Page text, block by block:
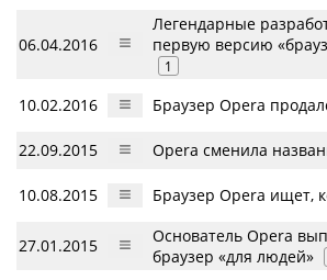
06.04.2016
Легендарные
первую версию
1
10.02.2016 Браузер Opera
22.09.2015 Opera сменила
10.08.2015 Браузер Opera ищет,
27.01.2015
Основатель Opera
браузер «для людей»